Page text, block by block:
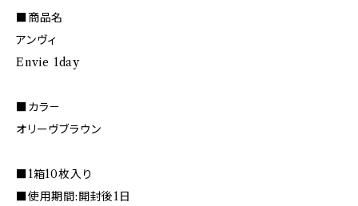
■商品名
アンヴィ
Envie 1day
■カラ－
オリーヴブラウン
■1箱10枚入り
■使用期間:開封後1日